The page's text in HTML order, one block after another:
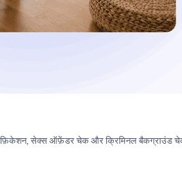
सेक्स ऑफ़ेंडर चेक और क्रिमिनल बैकग्राउंड